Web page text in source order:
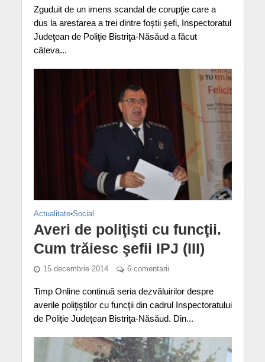
Zguduit de un imens scandal de corupţie care a
dus la arestarea a trei dintre foştii şefi, Inspectoratul
Judeţean de Poliţie Bistriţa-Năsăud a făcut
câteva...
Actualitate•Social
Averi de poliţişti cu funcţii.
Cum trăiesc şefii IPJ (III)
15 decembrie 2014 6 comentarii
Timp Online continuă seria dezvăluirilor despre
averile poliţiştilor cu funcţii din cadrul Inspectoratului
de Poliţie Judeţean Bistriţa-Năsăud. Din...